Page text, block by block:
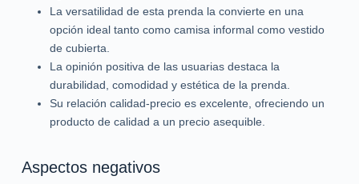
La versatilidad de esta prenda la convierte en una
opción ideal tanto como camisa informal como vestido
de cubierta.
La opinión positiva de las usuarias destaca la
durabilidad, comodidad y estética de la prenda.
Su relación calidad-precio es excelente, ofreciendo un
producto de calidad a un precio asequible.
Aspectos negativos